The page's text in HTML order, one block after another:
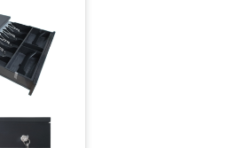
Add to
wishlist